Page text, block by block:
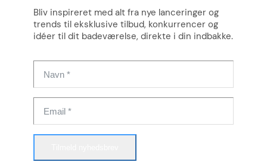
Bliv inspireret med alt fra nye lanceringer og
trends til eksklusive tilbud, konkurrencer og
idéer til dit badeværelse, direkte i din indbakke.